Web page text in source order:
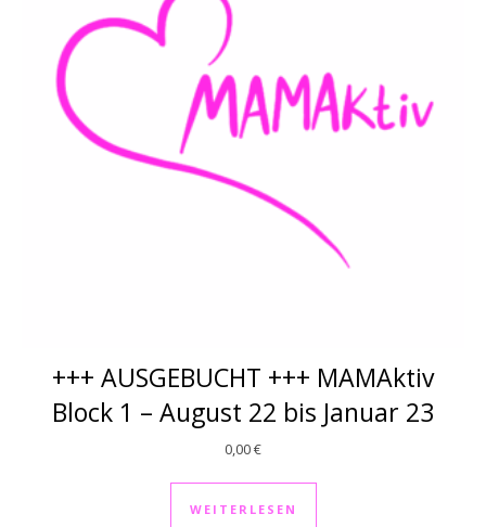
+++ AUSGEBUCHT +++ MAMAktiv
Block 1 – August 22 bis Januar 23
0,00€
WEITERLESEN